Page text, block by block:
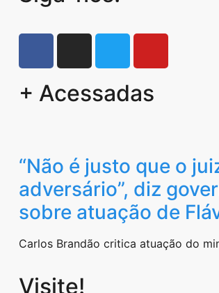
+ Acessadas
“Não é justo que o
adversário”, diz
sobre atuação de
Carlos Brandão critica atuação do
Visite!